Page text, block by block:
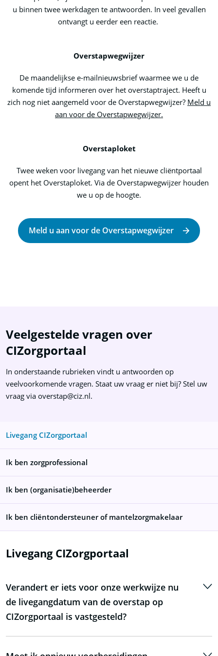
u binnen twee werkdagen te antwoorden. In veel gevallen
ontvangt u eerder een reactie.
Overstapwegwijzer
De maandelijkse e-mailnieuwsbrief waarmee we u de
komende tijd informeren over het overstaptraject. Heeft u
zich nog niet aangemeld voor de Overstapwegwijzer? Meld u
aan voor de Overstapwegwijzer.
Overstaploket
Twee weken voor livegang van het nieuwe cliëntportaal
opent het Overstaploket. Via de Overstapwegwijzer houden
we u op de hoogte.
Meld u aan voor de Overstapwegwijzer
Veelgestelde vragen over
CIZorgportaal
In onderstaande rubrieken vindt u antwoorden op
veelvoorkomende vragen. Staat uw vraag er niet bij? Stel uw
vraag via overstap@ciz.nl.
Livegang CIZorgportaal
Ik ben zorgprofessional
Ik ben (organisatie)beheerder
Ik ben cliëntondersteuner of mantelzorgmakelaar
Livegang CIZorgportaal
Verandert er iets voor onze werkwijze nu
de livegangdatum van de overstap op
CIZorgportaal is vastgesteld?
Er verandert nu nog niets. De huidige dienstverlening